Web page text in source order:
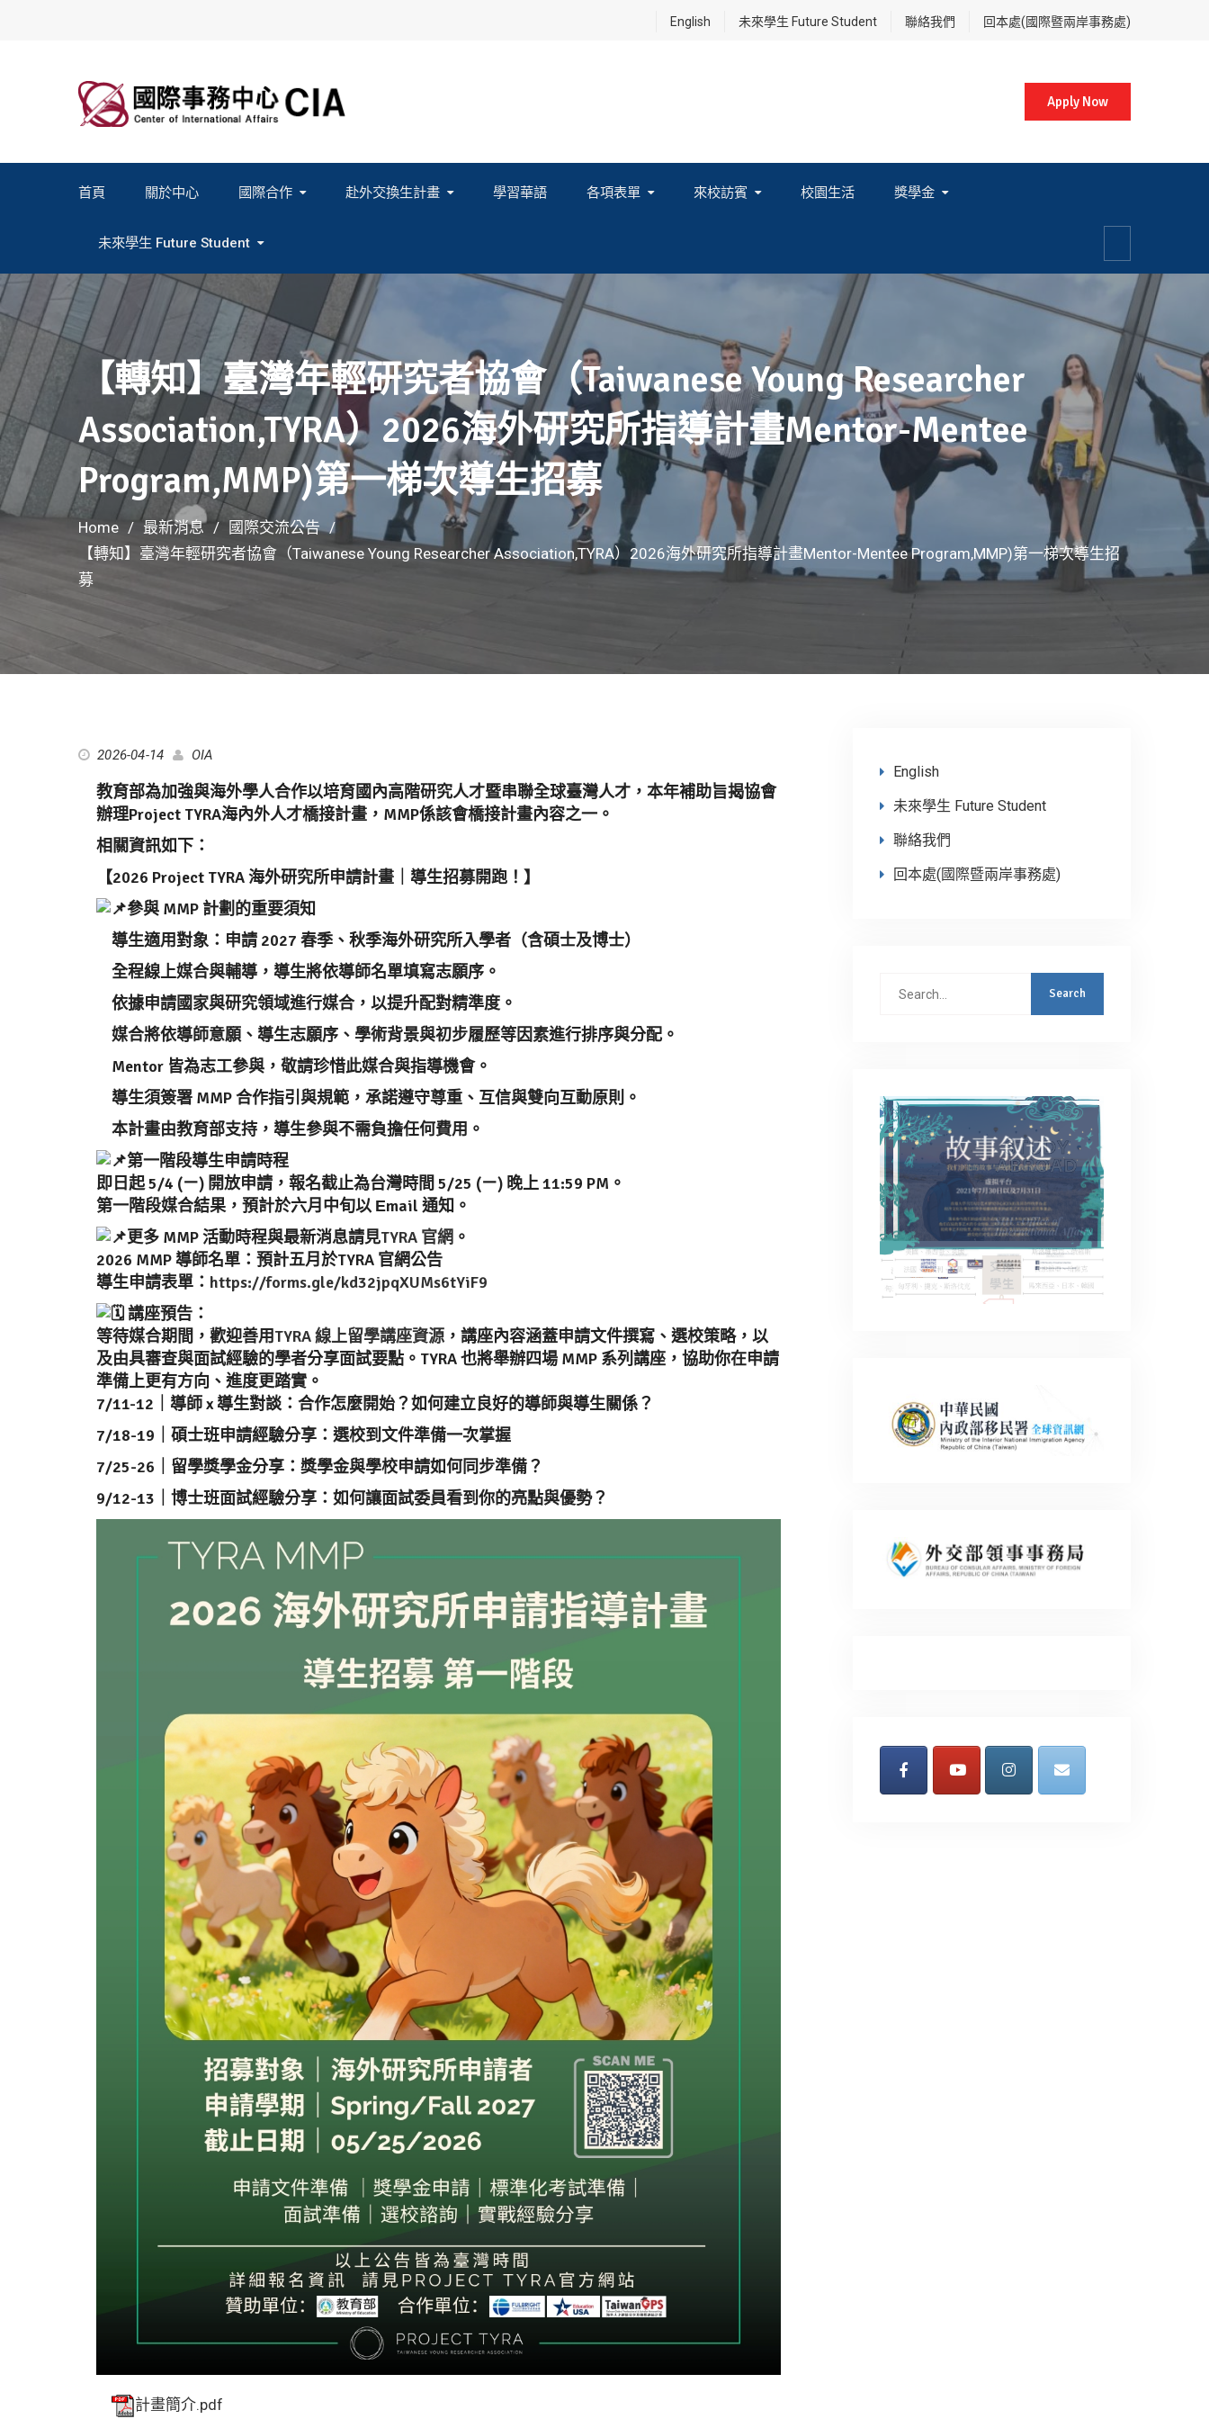
English 未來學生 Future Student 聯絡我們 回本處(國際暨兩岸事務處)
Apply Now
首頁 關於中心 國際合作 赴外交換生計畫 學習華語 各項表單 來校訪賓 校園生活 獎學金
未來學生 Future Student
【轉知】臺灣年輕研究者協會（Taiwanese Young Researcher
Association,TYRA）2026海外研究所指導計畫Mentor-Mentee
Program,MMP)第一梯次導生招募
Home 最新消息
國際交流公告
【轉知】臺灣年輕研究者協會（Taiwanese Young Researcher Association,TYRA）2026海外研究所指導計畫Mentor-Mentee Program,MMP)第一梯次導生招
募
2026-04-14 OIA
教育部為加強與海外學人合作以培育國內高階研究人才暨串聯全球臺灣人才，本年補助旨揭協會
辦理Project TYRA海內外人才橋接計畫，MMP係該會橋接計畫內容之一。
相關資訊如下：
【2026 Project TYRA 海外研究所申請計畫｜導生招募開跑！】
參與 MMP 計劃的重要須知
導生適用對象：申請 2027 春季、秋季海外研究所入學者（含碩士及博士）
全程線上媒合與輔導，導生將依導師名單填寫志願序。
依據申請國家與研究領域進行媒合，以提升配對精準度。
媒合將依導師意願、導生志願序、學術背景與初步履歷等因素進行排序與分配。
Mentor 皆為志工參與，敬請珍惜此媒合與指導機會。
導生須簽署 MMP 合作指引與規範，承諾遵守尊重、互信與雙向互動原則。
本計畫由教育部支持，導生參與不需負擔任何費用。
第一階段導生申請時程
即日起 5/4 (ㄧ) 開放申請，報名截止為台灣時間 5/25 (ㄧ) 晚上 11:59 PM。
第一階段媒合結果，預計於六月中旬以 Εmail 通知。
更多 MMP 活動時程與最新消息請見TYRA 官網 。
2026 MMP 導師名單：預計五月於TYRA 官網公告
導生申請表單： https://forms.gle/kd32jpqXUMs6tYiF9
講座預告：
等待媒合期間，歡迎善用TYRA 線上留學講座資源 ，講座內容涵蓋申請文件撰寫、選校策略，以
及由具審查與面試經驗的學者分享面試要點。TYRA 也將舉辦四場 MMP 系列講座，協助你在申請
準備上更有方向、進度更踏實。
7/11-12｜導師 x 導生對談：合作怎麼開始？如何建立良好的導師與導生關係？
7/18-19｜碩士班申請經驗分享：選校到文件準備一次掌握
7/25-26｜留學獎學金分享：獎學金與學校申請如何同步準備？
9/12-13｜博士班面試經驗分享：如何讓面試委員看到你的亮點與優勢？
計畫簡介.pdf
English
未來學生 Future Student
聯絡我們
回本處(國際暨兩岸事務處)
Search